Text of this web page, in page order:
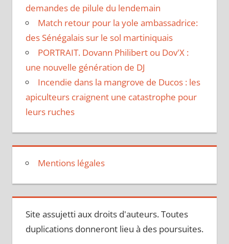
demandes de pilule du lendemain
Match retour pour la yole ambassadrice:
des Sénégalais sur le sol martiniquais
PORTRAIT. Dovann Philibert ou Dov'X :
une nouvelle génération de DJ
Incendie dans la mangrove de Ducos : les
apiculteurs craignent une catastrophe pour
leurs ruches
Mentions légales
Site assujetti aux droits d'auteurs. Toutes
duplications donneront lieu à des poursuites.